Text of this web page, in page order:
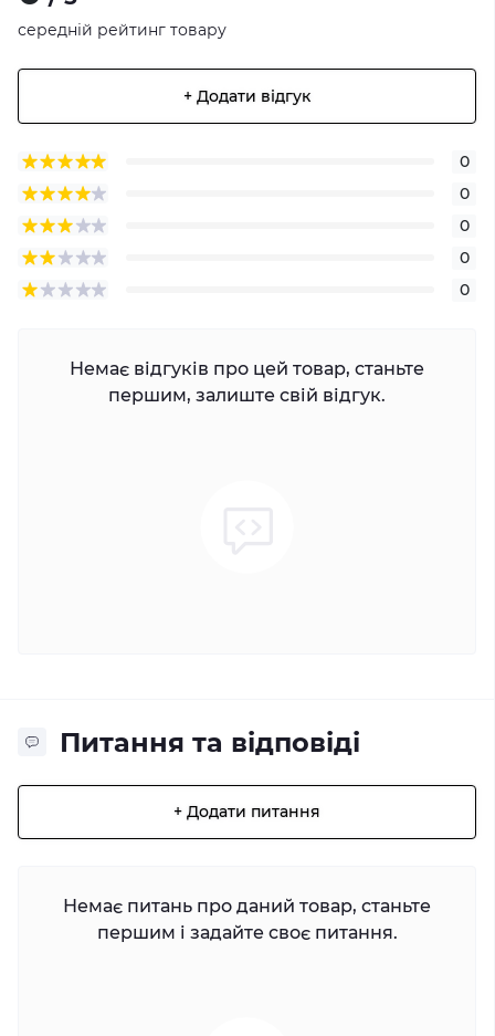
середній рейтинг товару
+ Додати відгук
0
0
0
0
0
Немає відгуків про цей товар, станьте
першим, залиште свій відгук.
Питання та відповіді
+ Додати питання
Немає питань про даний товар, станьте
першим і задайте своє питання.